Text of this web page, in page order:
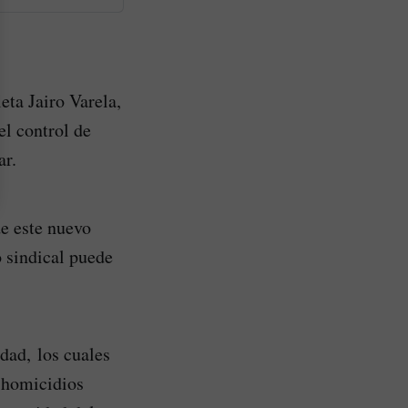
Jairo Varela,
control de
este nuevo
puede
los cuales